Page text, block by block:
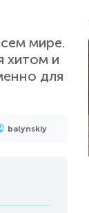
мире.
хитом и
для
balynskiy